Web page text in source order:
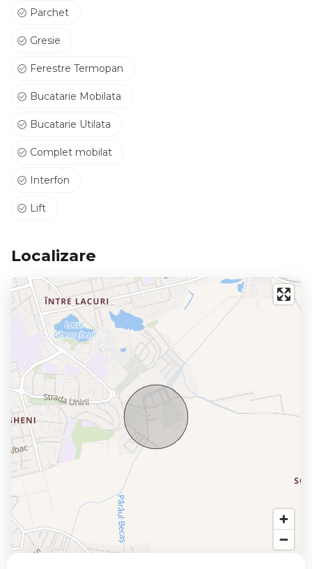
Parchet
Gresie
Ferestre Termopan
Bucatarie Mobilata
Bucatarie Utilata
Complet mobilat
Interfon
Lift
Localizare